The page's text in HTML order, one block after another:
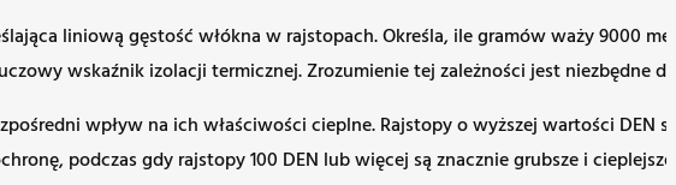
liniową gęstość włókna w rajstopach. Określa, ile gramów waży 9000
wskaźnik izolacji termicznej. Zrozumienie tej zależności jest niezbędne
wpływ na ich właściwości cieplne. Rajstopy o wyższej wartości DEN
podczas gdy rajstopy 100 DEN lub więcej są znacznie grubsze i